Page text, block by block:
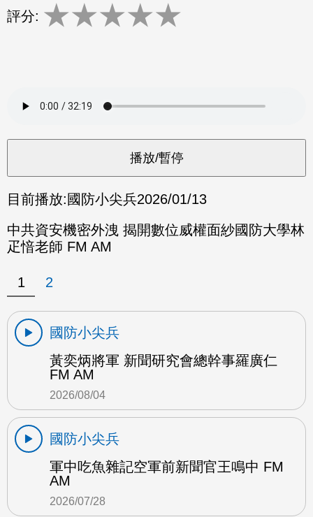
評分: ★★★★★
目前播放: 國防小尖兵2026/01/13
中共資安機密外洩 揭開數位威權面紗國防大學林
疋愔老師 FM AM
1 2
國防小尖兵
黃奕炳將軍 新聞研究會總幹事羅廣仁
FM AM
2026/08/04
國防小尖兵
軍中吃魚雜記空軍前新聞官王鳴中 FM
AM
2026/07/28